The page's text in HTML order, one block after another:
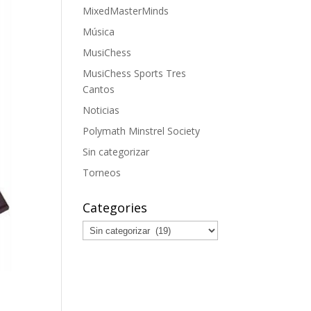
MixedMasterMinds
Música
MusiChess
MusiChess Sports Tres
Cantos
Noticias
Polymath Minstrel Society
Sin categorizar
Torneos
Categories
Categories